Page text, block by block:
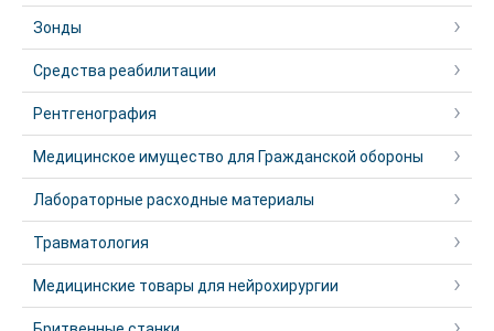
Зонды
Средства реабилитации
Рентгенография
Медицинское имущество для Гражданской обороны
Лабораторные расходные материалы
Травматология
Медицинские товары для нейрохирургии